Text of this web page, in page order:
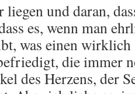
und daran,
es, wenn man
was einen
die immer
des Herzens, der